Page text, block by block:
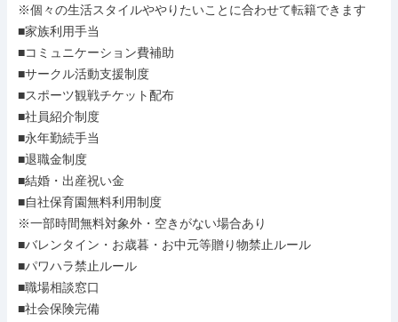
※個々の生活スタイルややりたいことに合わせて転籍できます
■家族利用手当
■コミュニケーション費補助
■サークル活動支援制度
■スポーツ観戦チケット配布
■社員紹介制度
■永年勤続手当
■退職金制度
■結婚・出産祝い金
■自社保育園無料利用制度
※一部時間無料対象外・空きがない場合あり
■バレンタイン・お歳暮・お中元等贈り物禁止ルール
■パワハラ禁止ルール
■職場相談窓口
■社会保険完備